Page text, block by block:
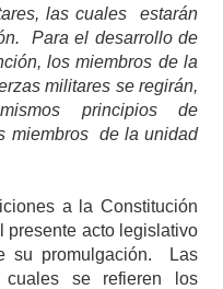
las cuales estarán
Para el desarrollo de
los miembros de la
militares se regirán,
principios de
miembros de la unidad
a la Constitución
presente acto legislativo
su promulgación. Las
se refieren los